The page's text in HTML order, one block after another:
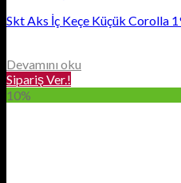
Skt Aks İç Keçe Küçük Corolla
Devamını oku
Sipariş Ver.!
10%